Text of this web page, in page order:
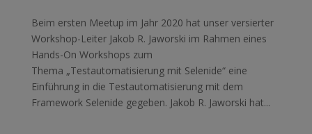
Beim ersten Meetup im Jahr 2020 hat unser versierter
Workshop-Leiter Jakob R. Jaworski im Rahmen eines
Hands-On Workshops zum
Thema „Testautomatisierung mit Selenide“ eine
Einführung in die Testautomatisierung mit dem
Framework Selenide gegeben. Jakob R. Jaworski hat...